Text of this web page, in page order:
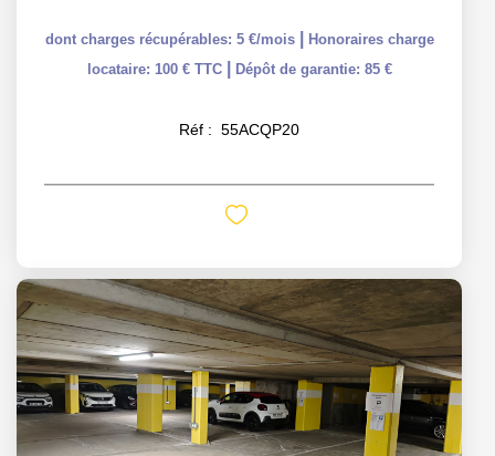
dont charges récupérables: 5 €/mois
Honoraires charge
locataire: 100 € TTC
Dépôt de garantie: 85 €
Réf : 55ACQP20